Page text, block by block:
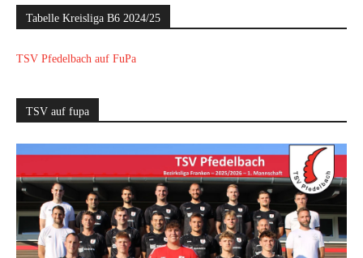
Tabelle Kreisliga B6 2024/25
TSV Pfedelbach auf FuPa
TSV auf fupa